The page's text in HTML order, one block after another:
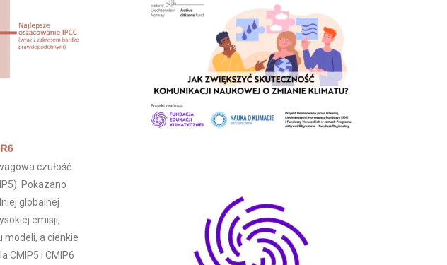
czułość
Pokazano
globalnej
emisji,
modeli, a cienkie
CMIP5 i CMIP6